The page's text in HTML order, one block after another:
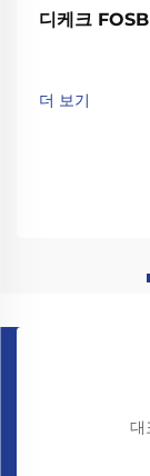
디케크
더 보기
대